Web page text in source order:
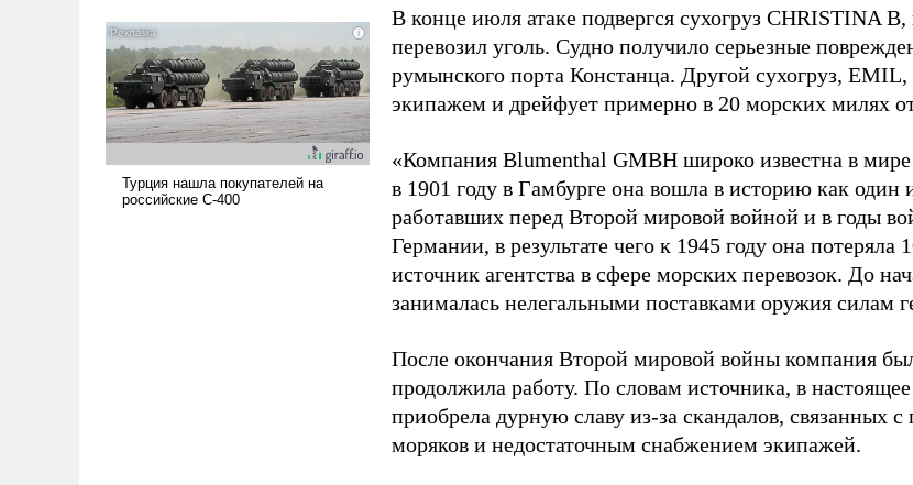
и ее реализация радикально
поднимет наши боевые
возможности.
В конце июля атаке подвергся сухогруз CHRISTINA
перевозил уголь. Судно получило серьезные
румынского порта Констанца. Другой сухогруз,
экипажем и дрейфует примерно в 20 морских милях
«Компания Blumenthal GMBH широко известна в
в 1901 году в Гамбурге она вошла в историю как один
работавших перед Второй мировой войной и в годы
Германии, в результате чего к 1945 году она
источник агентства в сфере морских перевозок. До
занималась нелегальными поставками оружия силам
После окончания Второй мировой войны компания
продолжила работу. По словам источника, в
приобрела дурную славу из-за скандалов, связанных
моряков и недостаточным снабжением экипажей.